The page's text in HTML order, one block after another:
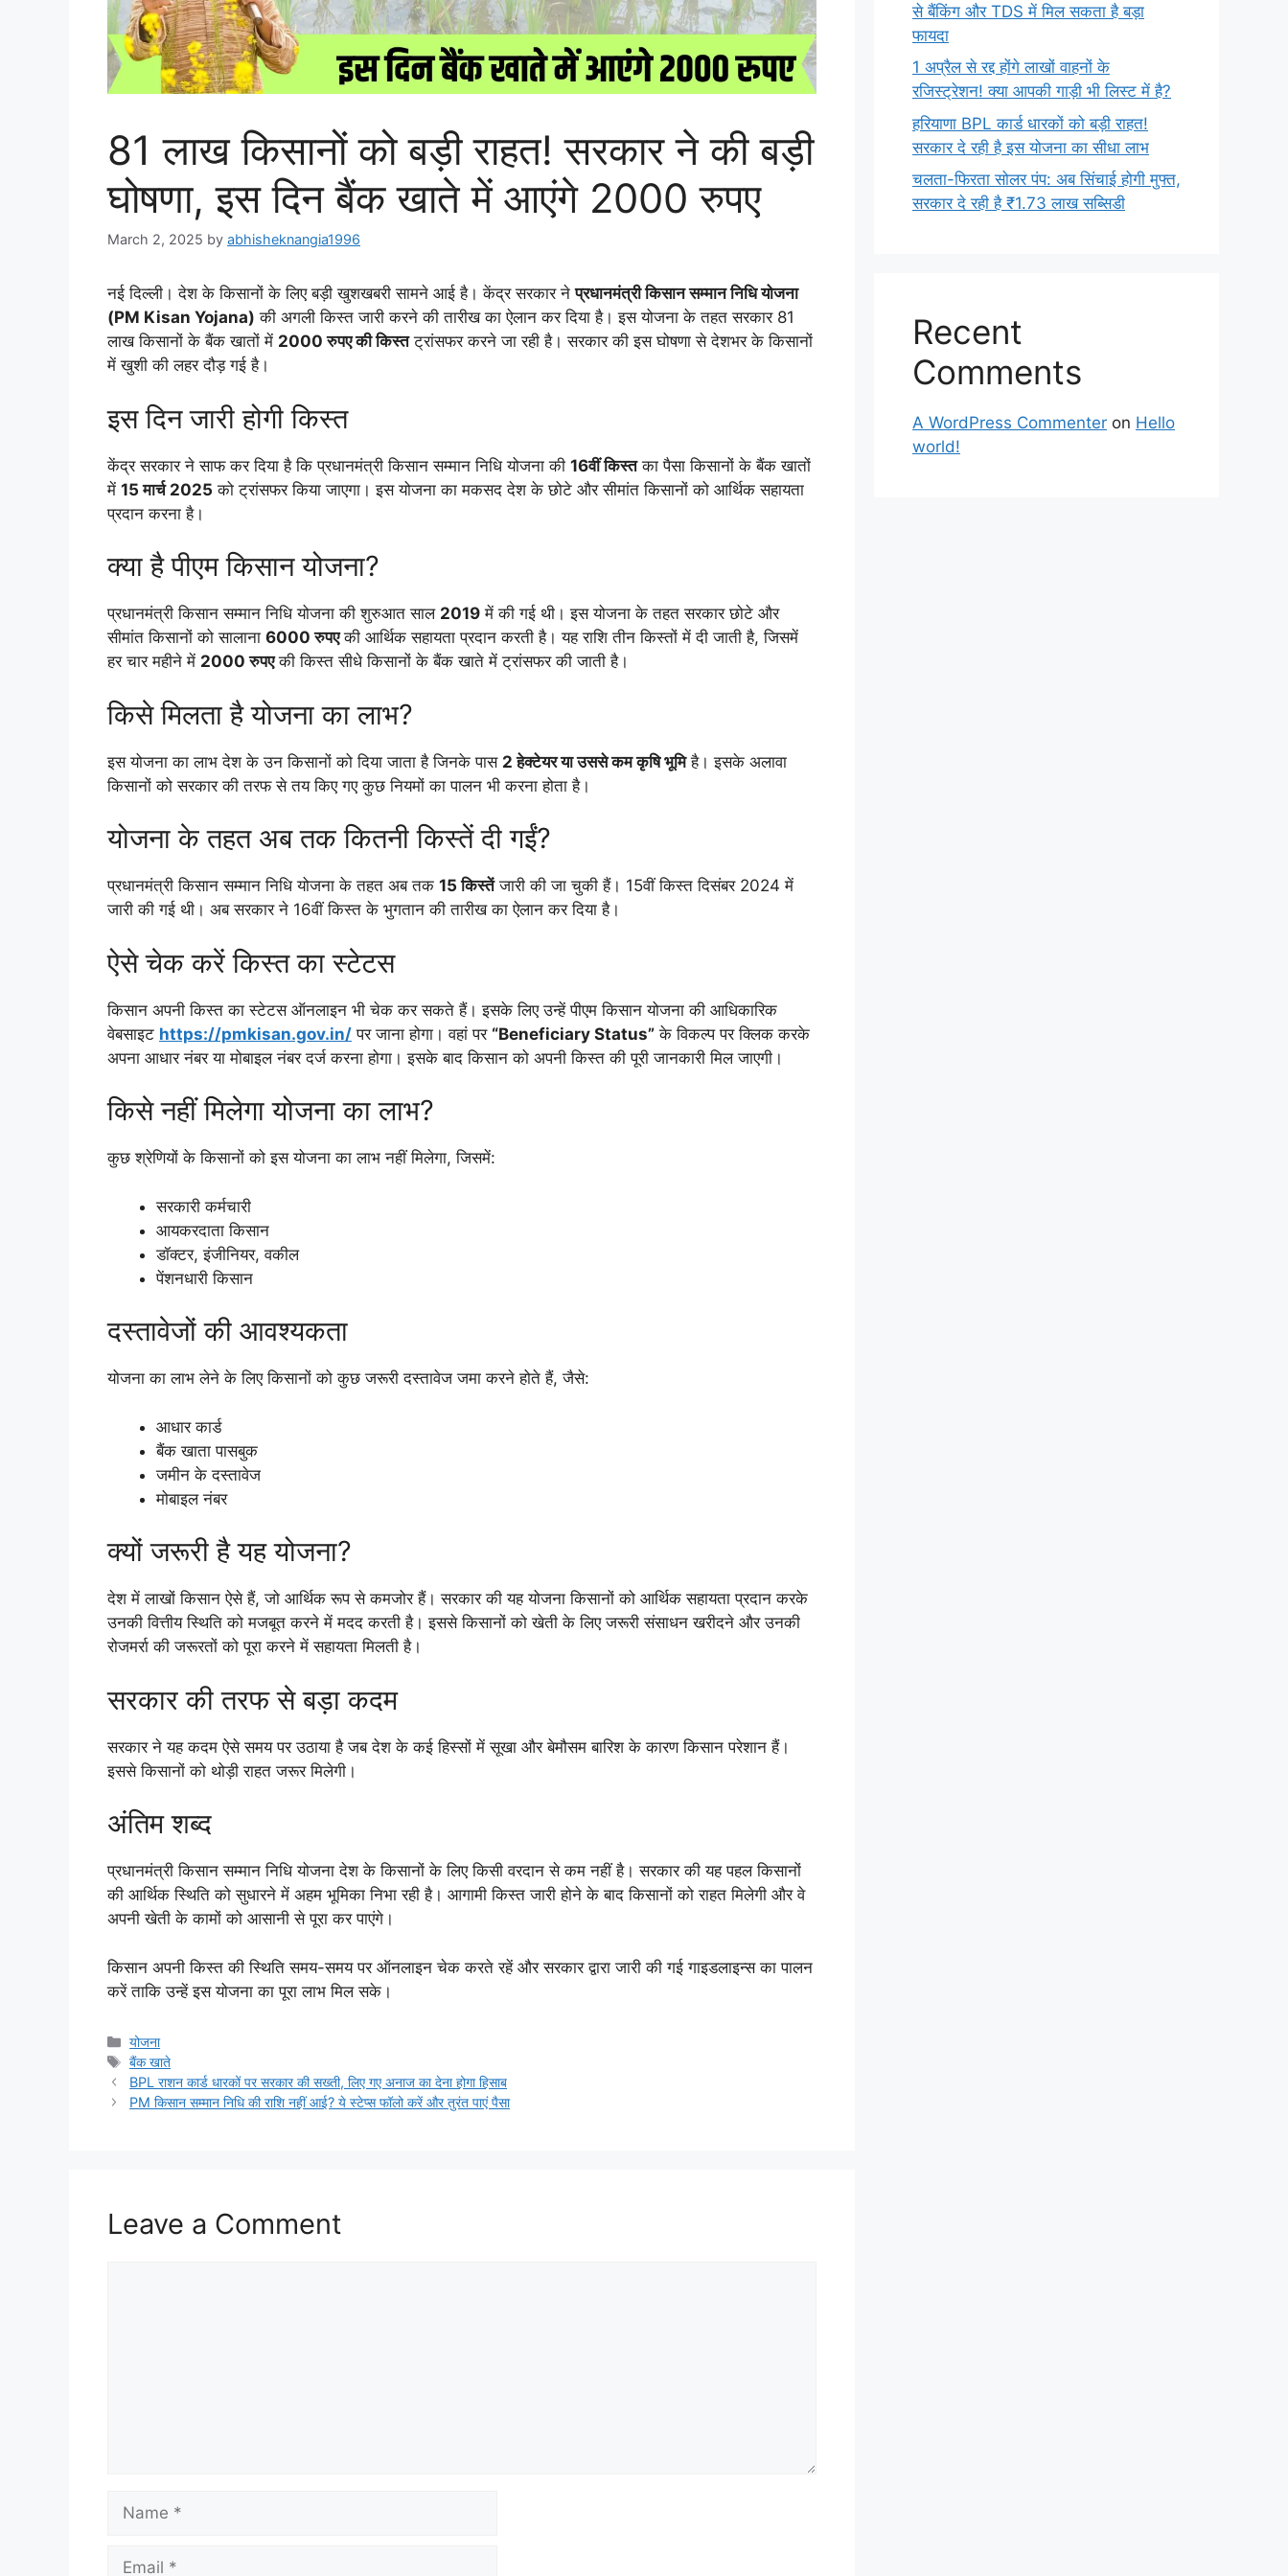
81 लाख किसानों को बड़ी राहत! सरकार ने की बड़ी
घोषणा, इस दिन बैंक खाते में आएंगे 2000 रुपए
March 2, 2025 by abhisheknangia1996
नई दिल्ली। देश के किसानों के लिए बड़ी खुशखबरी सामने आई है। केंद्र सरकार नेप्रधानमंत्री किसान सम्मान निधि योजना
(PM Kisan Yojana) की अगली किस्त जारी करने की तारीख का ऐलान कर दिया है। इस योजना के तहत सरकार 81
लाख किसानों के बैंक खातों में 2000 रुपए की किस्तट्रांसफर करने जा रही है। सरकार की इस घोषणा से देशभर के किसानों
में खुशी की लहर दौड़ गई है।
इस दिन जारी होगी किस्त
केंद्र सरकार ने साफ कर दिया है कि प्रधानमंत्री किसान सम्मान निधि योजना की 16वीं किस्तका पैसा किसानों के बैंक खातों
में 15 मार्च 2025 को ट्रांसफर किया जाएगा। इस योजना का मकसद देश के छोटे और सीमांत किसानों को आर्थिक सहायता
प्रदान करना है।
क्या है पीएम किसान योजना?
प्रधानमंत्री किसान सम्मान निधि योजना की शुरुआत साल 2019 में की गई थी। इस योजना के तहत सरकार छोटे और
सीमांत किसानों को सालाना 6000 रुपएकी आर्थिक सहायता प्रदान करती है। यह राशि तीन किस्तों में दी जाती है, जिसमें
हर चार महीने में 2000 रुपएकी किस्त सीधे किसानों के बैंक खाते में ट्रांसफर की जाती है।
किसे मिलता है योजना का लाभ?
इस योजना का लाभ देश के उन किसानों को दिया जाता है जिनके पास 2 हेक्टेयर या उससे कम कृषि भूमिहै। इसके अलावा
किसानों को सरकार की तरफ से तय किए गए कुछ नियमों का पालन भी करना होता है।
योजना के तहत अब तक कितनी किस्तें दी गईं?
प्रधानमंत्री किसान सम्मान निधि योजना के तहत अब तक 15 किस्तेंजारी की जा चुकी हैं। 15वीं किस्त दिसंबर 2024 में
जारी की गई थी। अब सरकार ने 16वीं किस्त के भुगतान की तारीख का ऐलान कर दिया है।
ऐसे चेक करें किस्त का स्टेटस
किसान अपनी किस्त का स्टेटस ऑनलाइन भी चेक कर सकते हैं। इसके लिए उन्हें पीएम किसान योजना की आधिकारिक
वेबसाइट https://pmkisan.gov.in/ पर जाना होगा। वहां पर “Beneficiary Status” के विकल्प पर क्लिक करके
अपना आधार नंबर या मोबाइल नंबर दर्ज करना होगा। इसके बाद किसान को अपनी किस्त की पूरी जानकारी मिल जाएगी।
किसे नहीं मिलेगा योजना का लाभ?
कुछ श्रेणियों के किसानों को इस योजना का लाभ नहीं मिलेगा, जिसमें:
सरकारी कर्मचारी
आयकरदाता किसान
डॉक्टर, इंजीनियर, वकील
पेंशनधारी किसान
दस्तावेजों की आवश्यकता
योजना का लाभ लेने के लिए किसानों को कुछ जरूरी दस्तावेज जमा करने होते हैं, जैसे:
आधार कार्ड
बैंक खाता पासबुक
जमीन के दस्तावेज
मोबाइल नंबर
क्यों जरूरी है यह योजना?
देश में लाखों किसान ऐसे हैं, जो आर्थिक रूप से कमजोर हैं। सरकार की यह योजना किसानों को आर्थिक सहायता प्रदान करके
उनकी वित्तीय स्थिति को मजबूत करने में मदद करती है। इससे किसानों को खेती के लिए जरूरी संसाधन खरीदने और उनकी
रोजमर्रा की जरूरतों को पूरा करने में सहायता मिलती है।
सरकार की तरफ से बड़ा कदम
सरकार ने यह कदम ऐसे समय पर उठाया है जब देश के कई हिस्सों में सूखा और बेमौसम बारिश के कारण किसान परेशान हैं।
इससे किसानों को थोड़ी राहत जरूर मिलेगी।
अंतिम शब्द
प्रधानमंत्री किसान सम्मान निधि योजना देश के किसानों के लिए किसी वरदान से कम नहीं है। सरकार की यह पहल किसानों
की आर्थिक स्थिति को सुधारने में अहम भूमिका निभा रही है। आगामी किस्त जारी होने के बाद किसानों को राहत मिलेगी और वे
अपनी खेती के कामों को आसानी से पूरा कर पाएंगे।
किसान अपनी किस्त की स्थिति समय-समय पर ऑनलाइन चेक करते रहें और सरकार द्वारा जारी की गई गाइडलाइन्स का पालन
करें ताकि उन्हें इस योजना का पूरा लाभ मिल सके।
Categories
योजना
Tags
बैंक खाते
BPL राशन कार्ड धारकों पर सरकार की सख्ती, लिए गए अनाज का देना होगा हिसाब
PM किसान सम्मान निधि की राशि नहीं आई? ये स्टेप्स फॉलो करें और तुरंत पाएं पैसा
Leave a Comment
से बैंकिंग और TDS में मिल सकता है बड़ा
फायदा
1 अप्रैल से रद्द होंगे लाखों वाहनों के
रजिस्ट्रेशन! क्या आपकी गाड़ी भी लिस्ट में है?
हरियाणा BPL कार्ड धारकों को बड़ी राहत!
सरकार दे रही है इस योजना का सीधा लाभ
चलता-फिरता सोलर पंप: अब सिंचाई होगी मुफ्त,
सरकार दे रही है ₹1.73 लाख सब्सिडी
Recent
Comments
A WordPress Commenter on Hello
world!